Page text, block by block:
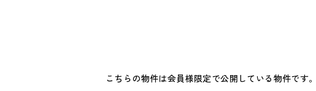
こちらの物件は会員様限定で公開している物件です